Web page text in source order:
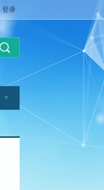
登录